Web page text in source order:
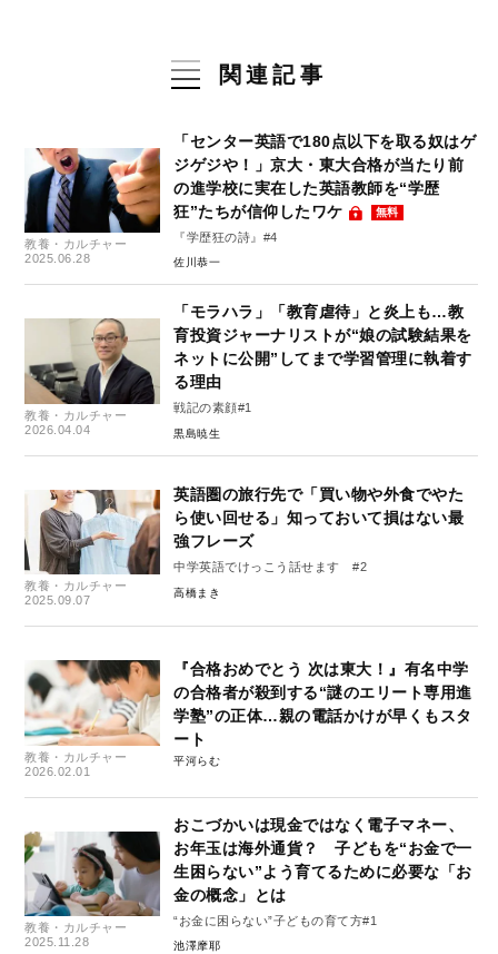
関連記事
教養・カルチャー
2025.06.28
「センター英語で180点以下を取る奴はゲ
ジゲジや！」京大・東大合格が当たり前
の進学校に実在した英語教師を“学歴
狂”たちが信仰したワケ
無料
『学歴狂の詩』#4
佐川恭一
教養・カルチャー
2026.04.04
「モラハラ」「教育虐待」と炎上も…教
育投資ジャーナリストが“娘の試験結果を
ネットに公開”してまで学習管理に執着す
る理由
戦記の素顔#1
黒島暁生
教養・カルチャー
2025.09.07
英語圏の旅行先で「買い物や外食でやた
ら使い回せる」知っておいて損はない最
強フレーズ
中学英語でけっこう話せます #2
高橋まき
教養・カルチャー
2026.02.01
『合格おめでとう 次は東大！』有名中学
の合格者が殺到する“謎のエリート専用進
学塾”の正体…親の電話かけが早くもスタ
ート
平河らむ
教養・カルチャー
2025.11.28
おこづかいは現金ではなく電子マネー、
お年玉は海外通貨？ 子どもを“お金で一
生困らない”よう育てるために必要な「お
金の概念」とは
“お金に困らない”子どもの育て方#1
池澤摩耶